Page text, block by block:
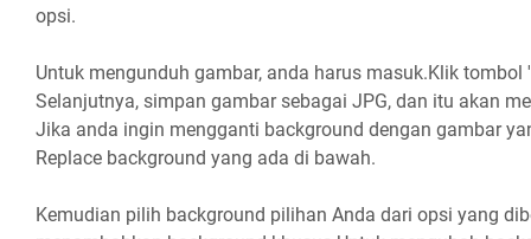
opsi.
Untuk mengunduh gambar, anda harus masuk.Klik
Selanjutnya, simpan gambar sebagai JPG, dan itu akan
Jika anda ingin mengganti background dengan gambar
Replace background yang ada di bawah.
Kemudian pilih background pilihan Anda dari opsi yang